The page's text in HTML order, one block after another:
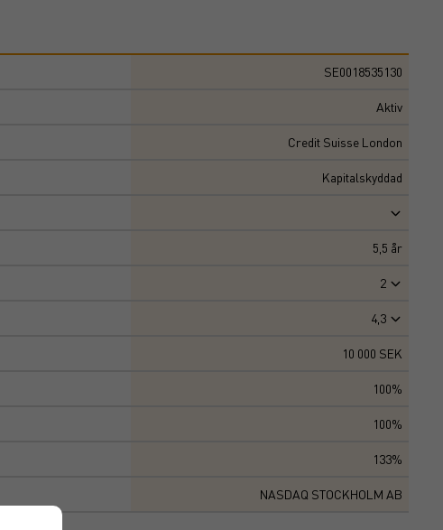
SE0018535130
Aktiv
Credit Suisse London
Kapitalskyddad
5,5 år
2
4,3
10 000 SEK
100%
100%
133%
NASDAQ STOCKHOLM AB